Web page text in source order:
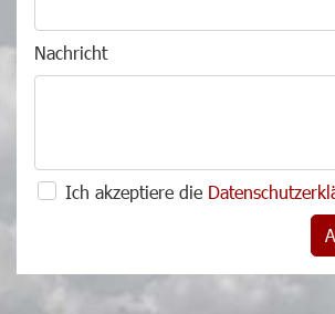
Nachricht
Ich akzeptiere die